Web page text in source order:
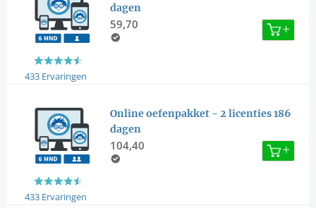
433 Ervaringen
dagen
59,70
433 Ervaringen
Online oefenpakket - 2 licenties 186
dagen
104,40